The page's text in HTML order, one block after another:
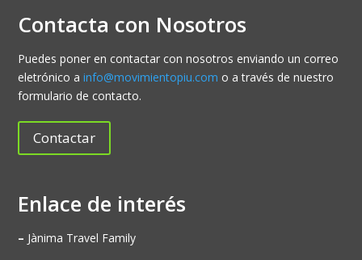
Contacta con Nosotros
Puedes poner en contactar con nosotros enviando un correo
eletrónico ainfo@movimientopiu.com o a través de nuestro
formulario de contacto.
Contactar
Enlace de interés
– Jànima Travel Family